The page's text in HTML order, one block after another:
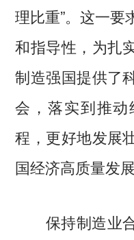
理比重”。这一要
和指导性，为扎
制造强国提供了
会，落实到推
程，更好地发展
国经济高质量发
保持制造业合